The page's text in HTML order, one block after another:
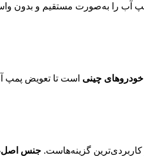
آب را به‌صورت مستقیم و بدون
چینی است تا تعویض پمپ
گزینه‌هاست. جنس اصل،